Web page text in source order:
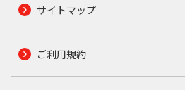
サイトマップ
ご利用規約